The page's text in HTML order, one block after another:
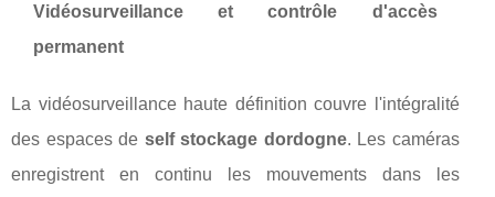
Vidéosurveillance et contrôle d'accès
permanent
La vidéosurveillance haute définition couvre l'intégralité
des espaces de self stockage dordogne. Les caméras
enregistrent en continu les mouvements dans les